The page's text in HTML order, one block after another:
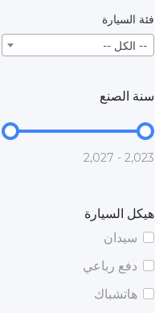
فئة السيارة
-- الكل --
سنة الصنع
2,023 - 2,027
هيكل السيارة
سيدان
دفع رباعي
هاتشباك